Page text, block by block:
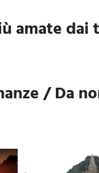
amate dai
/ Da